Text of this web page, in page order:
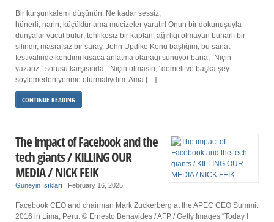
Bir kurşunkalemi düşünün. Ne kadar sessiz,
hünerli, narin, küçüktür ama mucizeler yaratır! Onun bir dokunuşuyla
dünyalar vücut bulur; tehlikesiz bir kaplan, ağırlığı olmayan buharlı bir
silindir, masrafsız bir saray. John Updike Konu başlığım, bu sanat
festivalinde kendimi kısaca anlatma olanağı sunuyor bana; “Niçin
yazarız,” sorusu karşısında, “Niçin olmasın,” demeli ve başka şey
söylemeden yerime oturmalıydım. Ama […]
CONTINUE READING
The impact of Facebook and the
tech giants / KILLING OUR
MEDIA / NICK FEIK
Güneyin Işıkları | February 16, 2025
Facebook CEO and chairman Mark Zuckerberg at the APEC CEO Summit
2016 in Lima, Peru. © Ernesto Benavides / AFP / Getty Images “Today I